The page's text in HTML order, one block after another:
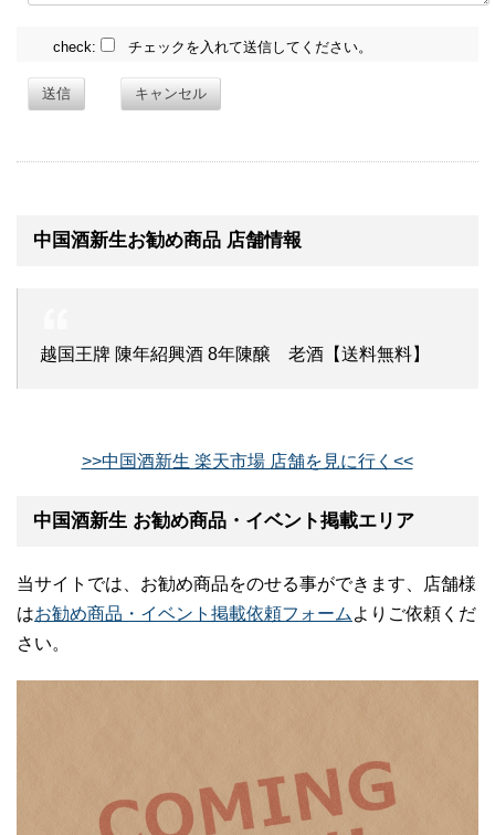
check: チェックを入れて送信してください。
送信 キャンセル
中国酒新生お勧め商品 店舗情報
越国王牌 陳年紹興酒 8年陳醸 老酒【送料無料】
>>中国酒新生 楽天市場 店舗を見に行く<<
中国酒新生 お勧め商品・イベント掲載エリア
当サイトでは、お勧め商品をのせる事ができます、店舗様
はお勧め商品・イベント掲載依頼フォーム よりご依頼くだ
さい。